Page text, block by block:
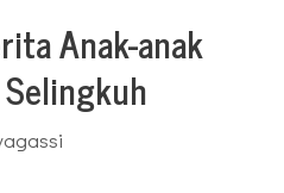
Anak-anak